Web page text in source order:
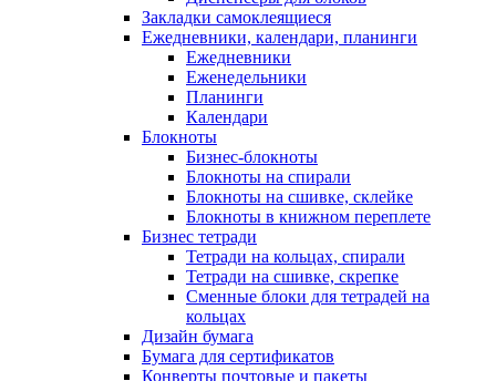
Закладки самоклеящиеся
Ежедневники, календари, планинги
Ежедневники
Еженедельники
Планинги
Календари
Блокноты
Бизнес-блокноты
Блокноты на спирали
Блокноты на сшивке, склейке
Блокноты в книжном переплете
Бизнес тетради
Тетради на кольцах, спирали
Тетради на сшивке, скрепке
Сменные блоки для тетрадей на
кольцах
Дизайн бумага
Бумага для сертификатов
Конверты почтовые и пакеты